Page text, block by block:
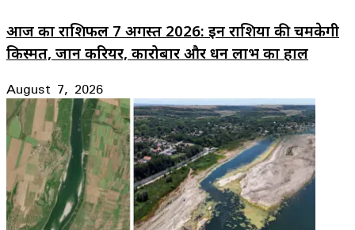
आज का राशिफल 7 अगस्त 2026: इन राशियों की चमकेगी
किस्मत, जानें करियर, कारोबार और धन लाभ का हाल
August 7, 2026